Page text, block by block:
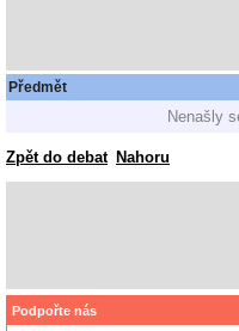
Předmět
Nenašly
Zpět do debat Nahoru
Podpořte nás